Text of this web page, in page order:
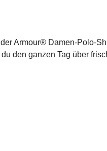
Armour® Damen-Polo-
den ganzen Tag über